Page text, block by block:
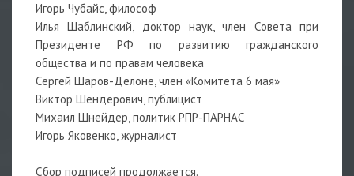
Игорь Чубайс, философ
Илья Шаблинский, доктор наук, член Совета при
Президенте РФ по развитию гражданского
общества и по правам человека
Сергей Шаров-Делоне, член «Комитета 6 мая»
Виктор Шендерович, публицист
Михаил Шнейдер, политик РПР-ПАРНАС
Игорь Яковенко, журналист
Сбор подписей продолжается.